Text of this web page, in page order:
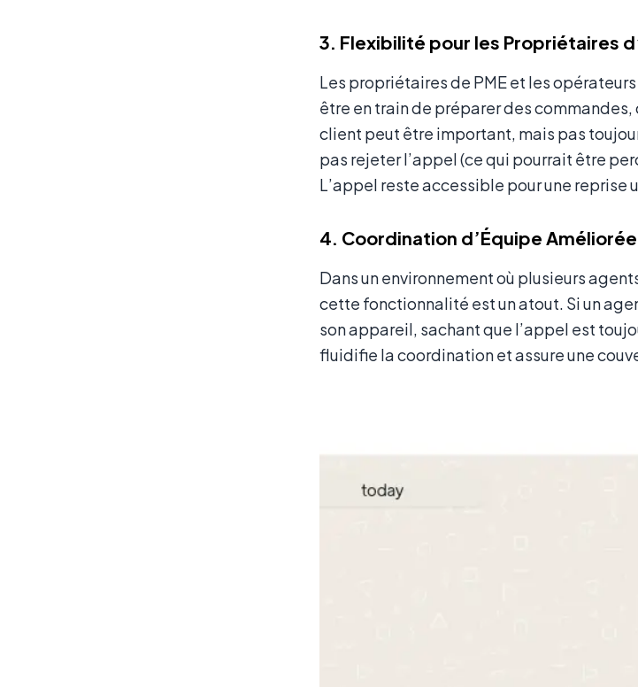
3. Flexibilité pour les Propriétaires
Les propriétaires de PME et les
être en train de préparer des
client peut être important, mais pas
pas rejeter l’appel (ce qui pourrait être
L’appel reste accessible pour une reprise
4. Coordination d’Équipe Améliorée
Dans un environnement où plusieurs
cette fonctionnalité est un atout. Si un
son appareil, sachant que l’appel est
fluidifie la coordination et assure une